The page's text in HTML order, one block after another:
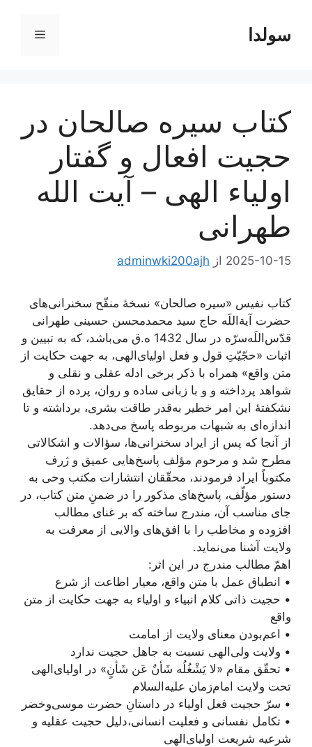
محتواسولدا فهرست
کتاب سیره صالحان در
حجیت افعال و گفتار
اولیاء الهی – آیت الله
طهرانی
2025-10-15 از adminwki200ajh
کتاب نفیس «سیره صالحان» نسخۀ منقّح سخنرانی‌های
حضرت آیة‌اللَه حاج سید محمدمحسن حسینی طهرانی
قدّس‌اللَه‌سرّه در سال 1432 ه.ق می‌باشد، که به تبیین و
اثبات «حجّیّتِ قول و فعل اولیای‌الهی، به جهت حکایت از
متن واقع» همراه با ذکر برخی ادله عقلی و نقلی و
شواهد پرداخته و و با زبانی ساده و روان، پرده از حقایق
نشکفتۀ این امر خطیر به‌قدر طاقت بشری، بر‌داشته و تا
اندازه‌ای به شبهات مربوطه پاسخ می‌دهد.
از آنجا که پس از ایراد سخنرانی‌ها، سؤالات و اشکالاتی
مطرح شد و مرحوم مؤلف پاسخ‌هایی عمیق و ژرف
مکتوباً ایراد فرمودند، محقّقان انتشارات مکتب وحی به
دستور مؤلّف، پاسخ‌های مذکور را در ضمنِ متن کتاب، در
جای مناسب آن، مندرج ساخته که بر غنای مطالب
افزوده و مخاطب را با افق‌های والایی از معرفت به
ولایت آشنا می‌نماید.
اهمّ مطالب مندرج در این اثر:
• انطباق عمل با متن واقع، معیار اطاعت از شرع
• حجیت ذاتی کلام انبیاء و اولیاء به جهت حکایت از متن
واقع
• اعم‌بودن معنای ولایت از امامت
• ولایت ولی‌الهی نسبت به جاهل حجیت ندارد
• تحقّق مقام «لا یَشْغُلُه شَأنٌ عَن شَأنٍ» در اولیای‌الهی
تحت ولایت امام‌زمان علیه‌السلام
• سرّ حجیت فعل اولیاء در داستانِ حضرت موسی‌وخضر
• تکامل نفسانی و فعلیت انسانی،‌دلیل حجیت عقلیه و
شرعیه شریعت اولیای‌الهی